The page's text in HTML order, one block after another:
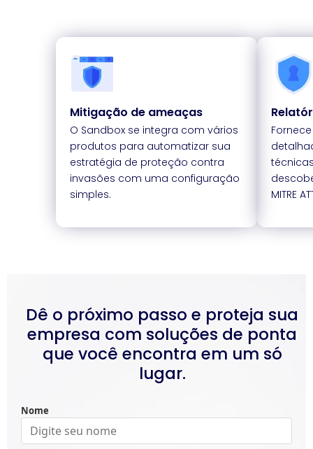
Mitigação de ameaças
O Sandbox se integra com vários
produtos para automatizar sua
estratégia de proteção contra
invasões com uma configuração
simples.
MITRE
Dê o próximo passo e proteja sua
empresa com soluções de ponta
que você encontra em um só
lugar.
Nome